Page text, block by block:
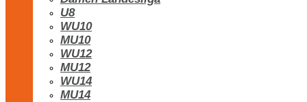
U8
WU10
MU10
WU12
MU12
WU14
MU14